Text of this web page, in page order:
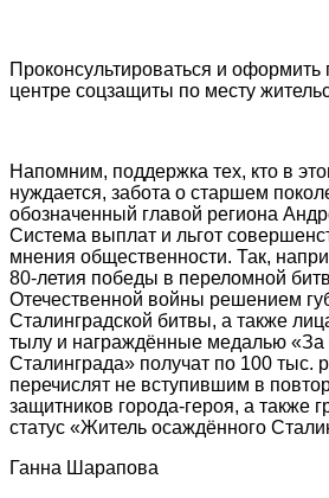
Проконсультироваться и
центре соцзащиты по месту
Напомним, поддержка тех, кто в
нуждается, забота о старшем
обозначенный главой региона
Система выплат и льгот
мнения общественности. Так,
80-летия победы в переломной
Отечественной войны решением
Сталинградской битвы, а также
тылу и награждённые медалью «За
Сталинграда» получат по 100 тыс.
перечислят не вступившим в
защитников города-героя, а
статус «Житель осаждённого
Ганна Шарапова